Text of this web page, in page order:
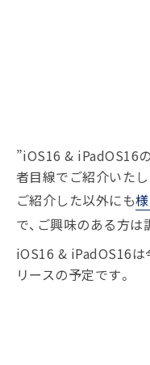
”iOS16 & iPadOS16
者目線でご紹介いたし
ご紹介した以外にも
で、ご興味のある方は
iOS16 & iPadOS16は
リースの予定です。